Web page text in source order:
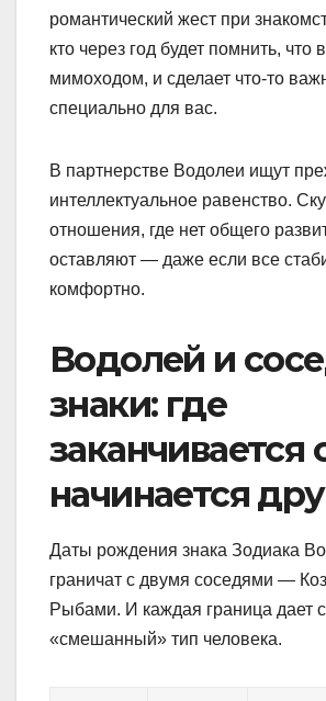
романтический жест при
кто через год будет помнить, что
мимоходом, и сделает что-то
специально для вас.
В партнерстве Водолеи ищут
интеллектуальное равенство.
отношения, где нет общего
оставляют — даже если все
комфортно.
Водолей и
знаки: где
заканчивается
начинается
Даты рождения знака Зодиака
граничат с двумя соседями —
Рыбами. И каждая граница дает
«смешанный» тип человека.